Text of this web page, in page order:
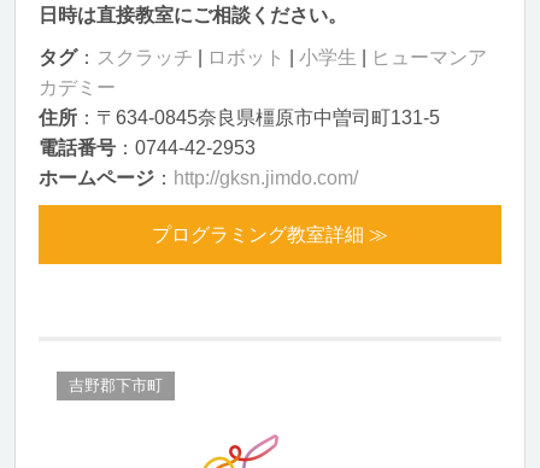
日時は直接教室にご相談ください。
タグ： スクラッチ ロボット 小学生
ヒューマンア
カデミー
住所 ：〒634-0845奈良県橿原市中曽司町131-5
電話番号 ：0744-42-2953
ホームページ ： http://gksn.jimdo.com/
プログラミング教室詳細 ≫
吉野郡下市町